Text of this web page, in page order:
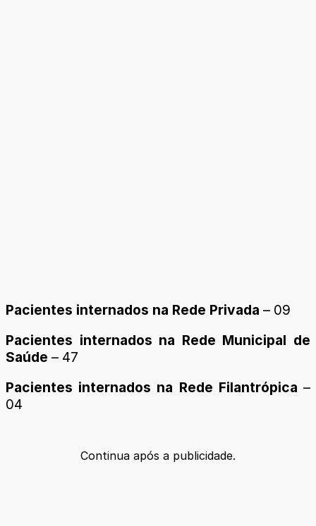
Pacientes internados na Rede Privada – 09
Pacientes internados na Rede Municipal de
Saúde – 47
Pacientes internados na Rede Filantrópica –
04
Continua após a publicidade.